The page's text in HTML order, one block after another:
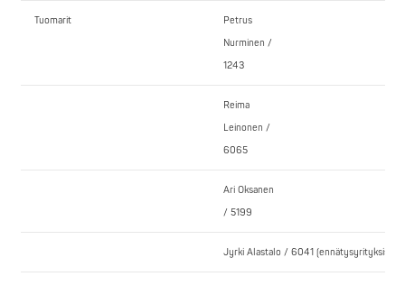
Tuomarit
Petrus
Nurminen /
1243
Reima
Leinonen /
6065
Ari Oksanen
/ 5199
Jyrki Alastalo / 6041 (ennätysyrityksissä)